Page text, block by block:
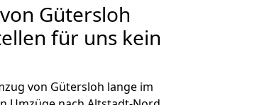
Gütersloh
für uns kein
von Gütersloh lange im